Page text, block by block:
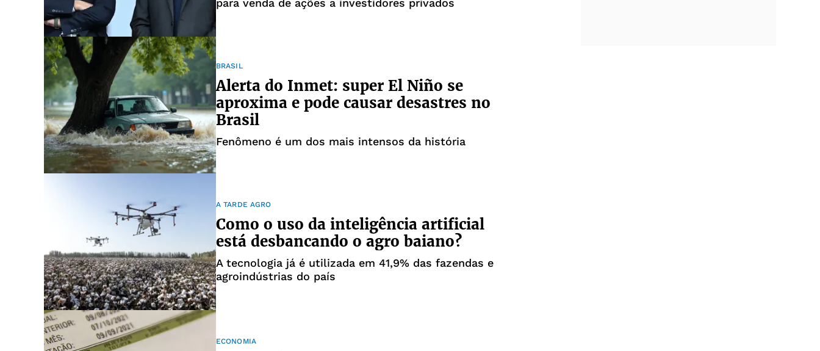
para venda de ações a investidores privados
BRASIL
Alerta do Inmet: super El Niño se
aproxima e pode causar desastres no
Brasil
Fenômeno é um dos mais intensos da história
A TARDE AGRO
Como o uso da inteligência artificial
está desbancando o agro baiano?
A tecnologia já é utilizada em 41,9% das fazendas e
agroindústrias do país
ECONOMIA